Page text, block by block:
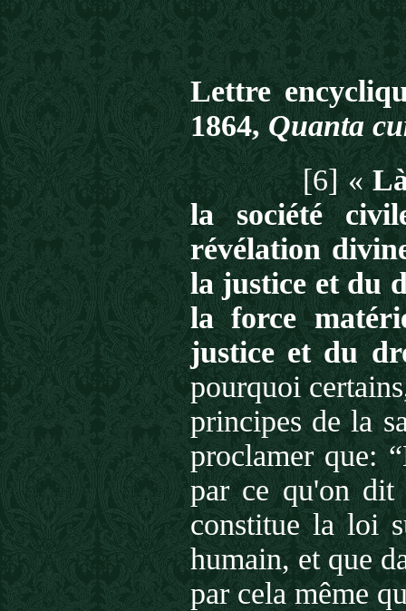
Lettre
1864, Quanta
[6] «
la société
révélation
la justice et du
la force
justice et du
pourquoi
principes de la
proclamer que:
par ce qu'on dit
constitue la loi
humain, et que
par cela même